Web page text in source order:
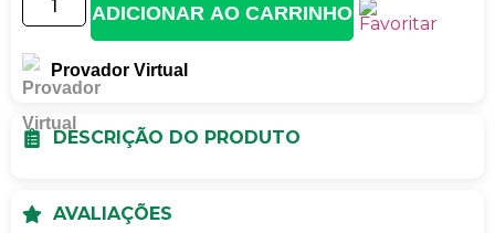
Provador Virtual
ADICIONAR AO CARRINHO
DESCRIÇÃO DO PRODUTO
AVALIAÇÕES